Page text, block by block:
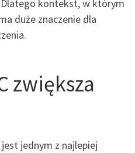
kontekst, w którym
duże znaczenie dla
zwiększa
jednym z najlepiej